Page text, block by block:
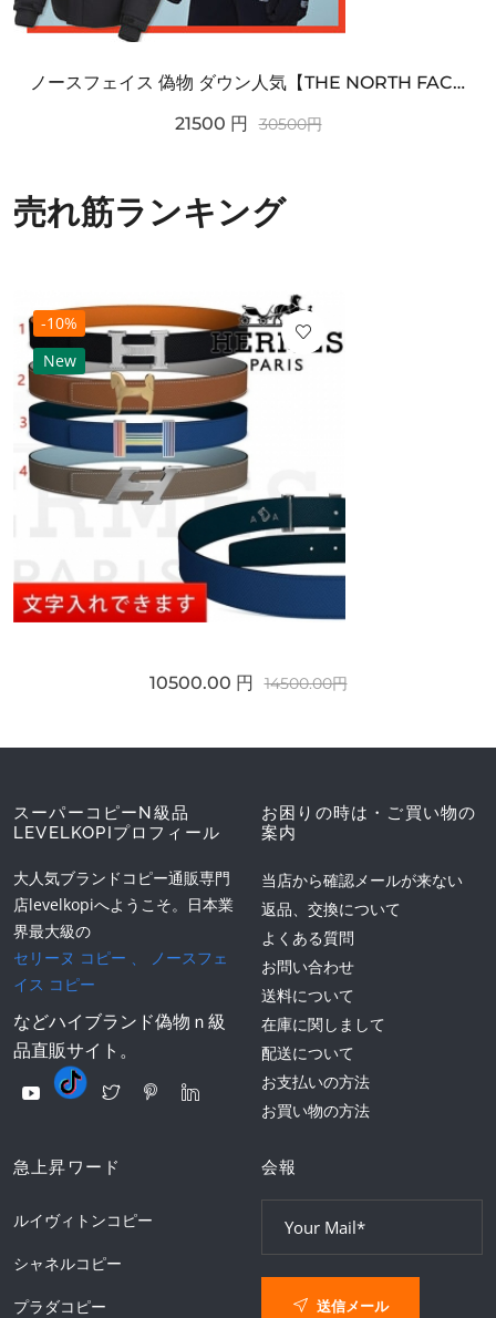
ノースフェイス 偽物 ダウン人気【THE NORTH FACE】M'S 7 SUMMIT HIM...
21500 円 30500円
売れ筋ランキング
-10%
New
10500.00 円 14500.00円
スーパーコピーN級品
LEVELKOPIプロフィール
大人気ブランドコピー通販専門
店levelkopiへようこそ。日本業
界最大級の
セリーヌ コピー 、
ノースフェ
イス コピー
などハイブランド偽物ｎ級
品直販サイト。
お困りの時は・ご買い物の
案内
当店から確認メールが来ない
返品、交換について
よくある質問
お問い合わせ
送料について
在庫に関しまして
配送について
お支払いの方法
お買い物の方法
急上昇ワード
ルイヴィトンコピー
シャネルコピー
プラダコピー
会報
送信メール